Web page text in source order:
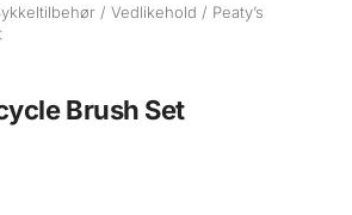
/ Vedlikehold / Peaty’s
Brush Set